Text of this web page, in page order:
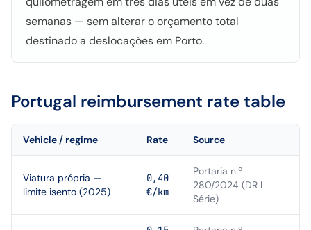
semanas — sem alterar o orçamento total
destinado a deslocações em Porto.
Portugal reimbursement rate table
Vehicle / regime Rate Source
Viatura própria —
limite isento (2025)
0,40
€/km
Portaria n.º
280/2024 (DR I
Série)